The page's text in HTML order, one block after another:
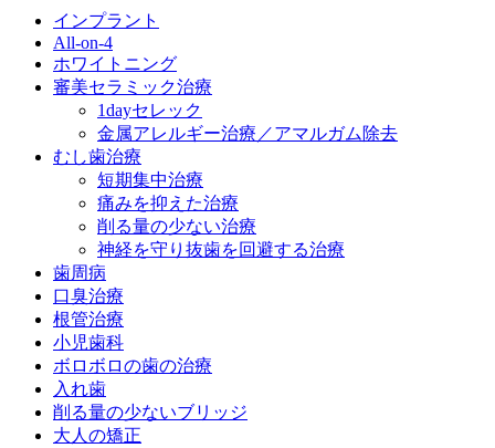
インプラント
All-on-4
ホワイトニング
審美セラミック治療
1dayセレック
金属アレルギー治療／アマルガム除去
むし歯治療
短期集中治療
痛みを抑えた治療
削る量の少ない治療
神経を守り抜歯を回避する治療
歯周病
口臭治療
根管治療
小児歯科
ボロボロの歯の治療
入れ歯
削る量の少ないブリッジ
大人の矯正